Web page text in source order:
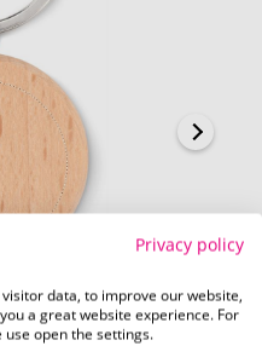
3 cm)
Privacy policy
data, to improve our website,
a great website experience. For
open the settings.